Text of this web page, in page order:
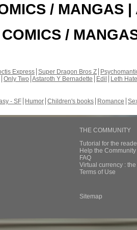
/ MANGAS |
/
Express Super Dragon Bros Z
Only Two Astaroth Y Bernadette Edil
Leth Hate
- SF Humor Children's books Romance
THE COMMUNITY
Tutorial for the
Help the
FAQ
Virtual currency :
Terms of Use
Sitemap